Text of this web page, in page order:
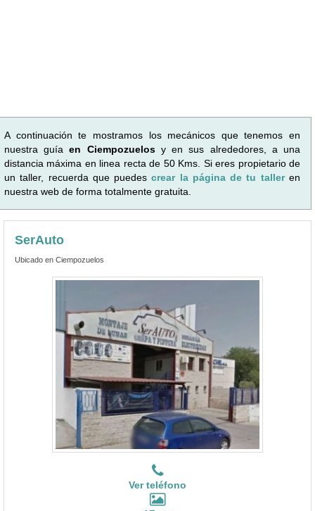
A continuación te mostramos los mecánicos que tenemos en
nuestra guíaen Ciempozuelosy en sus alrededores, a una
distancia máxima en linea recta de 50 Kms. Si eres propietario de
un taller, recuerda que puedescrear la página de tu talleren
nuestra web de forma totalmente gratuita.
SerAuto
Ubicado en Ciempozuelos
Ver teléfono